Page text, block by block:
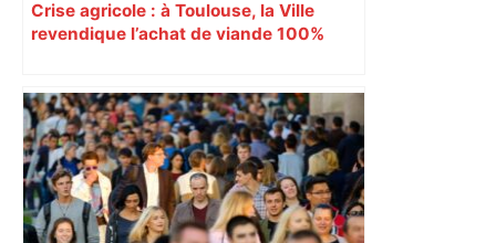
Crise agricole : à Toulouse, la Ville
revendique l’achat de viande 100%